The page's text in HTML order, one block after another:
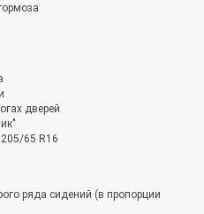
дверей
65 R16
ряда сидений (в пропорции